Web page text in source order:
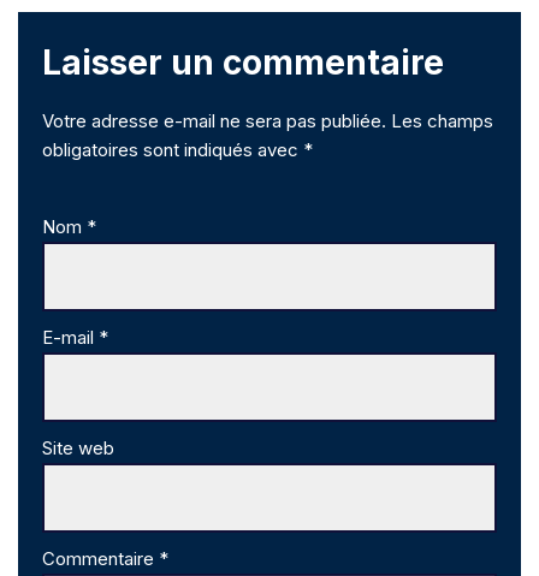
Laisser un commentaire
Votre adresse e-mail ne sera pas publiée. Les champs
obligatoires sont indiqués avec *
Nom *
E-mail *
Site web
Commentaire *